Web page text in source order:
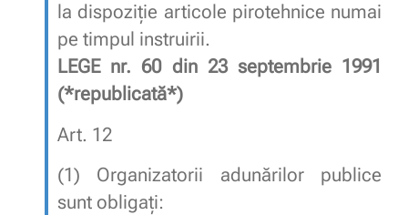
la dispoziţie articole pirotehnice numai
pe timpul instruirii.
LEGE nr. 60 din 23 septembrie 1991
(*republicată*)
Art. 12
(1) Organizatorii adunărilor publice
sunt obligaţi: